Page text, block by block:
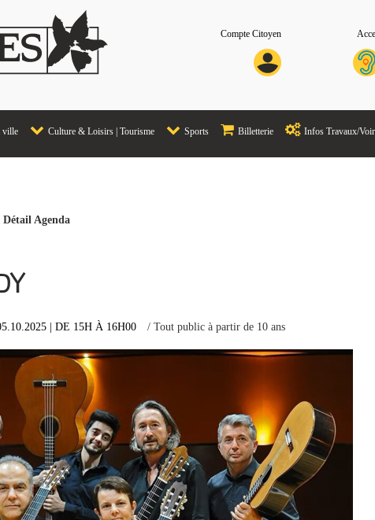
Compte Citoyen
ville Culture & Loisirs | Tourisme Sports Billetterie Infos Travaux/
Détail Agenda
| DE 15H À 16H00 / Tout public à partir de 10 ans